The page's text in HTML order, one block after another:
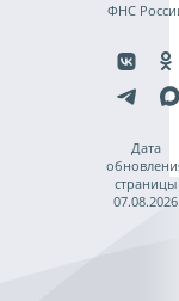
ФНС
Дата
страницы
07.08.2026